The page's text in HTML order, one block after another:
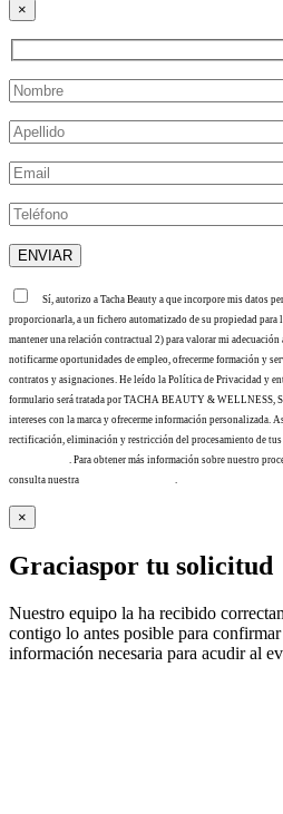
×
Sí, autorizo a Tacha Beauty a que incorpore mis datos
proporcionarla, a un fichero automatizado de su propiedad para
mantener una relación contractual 2) para valorar mi adecuación
notificarme oportunidades de empleo, ofrecerme formación y
contratos y asignaciones. He leído la Política de Privacidad y
formulario será tratada por TACHA BEAUTY & WELLNESS,
intereses con la marca y ofrecerme información personalizada.
rectificación, eliminación y restricción del procesamiento de
. Para obtener más información sobre nuestro
consulta nuestra
×
Graciaspor tu solicitud
Nuestro equipo la ha recibido
contigo lo antes posible para
información necesaria para acudir al